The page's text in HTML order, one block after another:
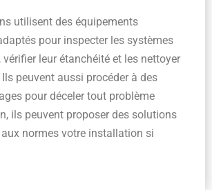
utilisent des équipements
pour inspecter les systèmes
leur étanchéité et les nettoyer
peuvent aussi procéder à des
pour déceler tout problème
ils peuvent proposer des solutions
normes votre installation si